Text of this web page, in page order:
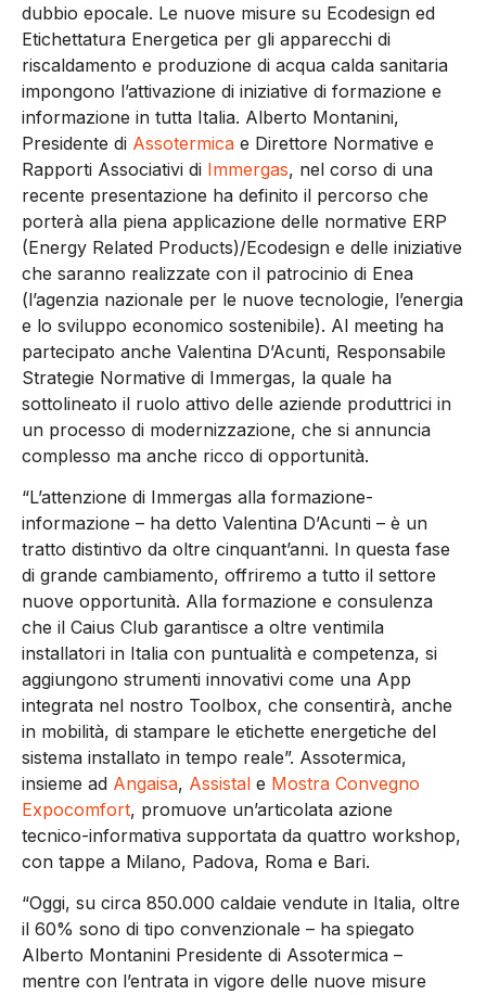
dubbio epocale. Le nuove misure su Ecodesign ed
Etichettatura Energetica per gli apparecchi di
riscaldamento e produzione di acqua calda sanitaria
impongono l’attivazione di iniziative di formazione e
informazione in tutta Italia. Alberto Montanini,
Presidente di Assotermica e Direttore Normative e
Rapporti Associativi di Immergas, nel corso di una
recente presentazione ha definito il percorso che
porterà alla piena applicazione delle normative ERP
(Energy Related Products)/Ecodesign e delle iniziative
che saranno realizzate con il patrocinio di Enea
(l’agenzia nazionale per le nuove tecnologie, l’energia
e lo sviluppo economico sostenibile). Al meeting ha
partecipato anche Valentina D’Acunti, Responsabile
Strategie Normative di Immergas, la quale ha
sottolineato il ruolo attivo delle aziende produttrici in
un processo di modernizzazione, che si annuncia
complesso ma anche ricco di opportunità.
“L’attenzione di Immergas alla formazione-
informazione – ha detto Valentina D’Acunti – è un
tratto distintivo da oltre cinquant’anni. In questa fase
di grande cambiamento, offriremo a tutto il settore
nuove opportunità. Alla formazione e consulenza
che il Caius Club garantisce a oltre ventimila
installatori in Italia con puntualità e competenza, si
aggiungono strumenti innovativi come una App
integrata nel nostro Toolbox, che consentirà, anche
in mobilità, di stampare le etichette energetiche del
sistema installato in tempo reale”. Assotermica,
insieme ad Angaisa, Assistal e Mostra Convegno
Expocomfort, promuove un’articolata azione
tecnico-informativa supportata da quattro workshop,
con tappe a Milano, Padova, Roma e Bari.
“Oggi, su circa 850.000 caldaie vendute in Italia, oltre
il 60% sono di tipo convenzionale – ha spiegato
Alberto Montanini Presidente di Assotermica –
mentre con l’entrata in vigore delle nuove misure